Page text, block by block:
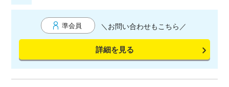
準会員 ＼お問い合わせもこちら／
詳細を見る